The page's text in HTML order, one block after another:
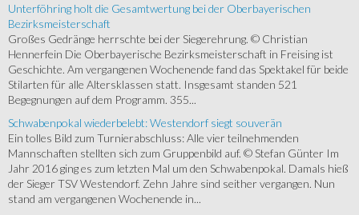
Unterföhring holt die Gesamtwertung bei der Oberbayerischen
Bezirksmeisterschaft
Großes Gedränge herrschte bei der Siegerehrung. © Christian
Hennerfein Die Oberbayerische Bezirksmeisterschaft in Freising ist
Geschichte. Am vergangenen Wochenende fand das Spektakel für beide
Stilarten für alle Altersklassen statt. Insgesamt standen 521
Begegnungen auf dem Programm. 355...
Schwabenpokal wiederbelebt: Westendorf siegt souverän
Ein tolles Bild zum Turnierabschluss: Alle vier teilnehmenden
Mannschaften stellten sich zum Gruppenbild auf. © Stefan Günter Im
Jahr 2016 ging es zum letzten Mal um den Schwabenpokal. Damals hieß
der Sieger TSV Westendorf. Zehn Jahre sind seither vergangen. Nun
stand am vergangenen Wochenende in...